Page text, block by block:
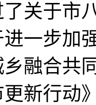
关于市
一步加
融合共
新行动